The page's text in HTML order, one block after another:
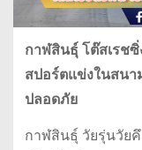
กาฬสินธุ์ โต๊สเรช
สปอร์ตแข่งในสนา
ปลอดภัย
กาฬสินธุ์ วัยรุ่นวัย